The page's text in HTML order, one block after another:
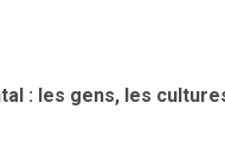
: les gens, les